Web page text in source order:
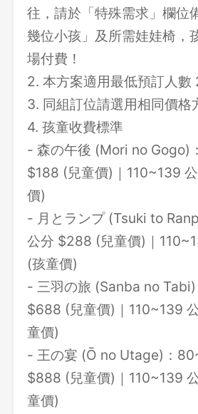
往，請於「特殊需求」欄位
幾位小孩」及所需娃娃椅，
場付費！
2. 本方案適用最低預訂人數
3. 同組訂位請選用相同價格
4. 孩童收費標準
- 森の午後 (Mori no Gogo)
$188 (兒童價)｜110~139
價)
- 月とランプ (Tsuki to
公分 $288 (兒童價)｜
(孩童價)
- 三羽の旅 (Sanba no
$688 (兒童價)｜110~139
童價)
- 王の宴 (Ō no Utage)：
$888 (兒童價)｜110~139
童價)